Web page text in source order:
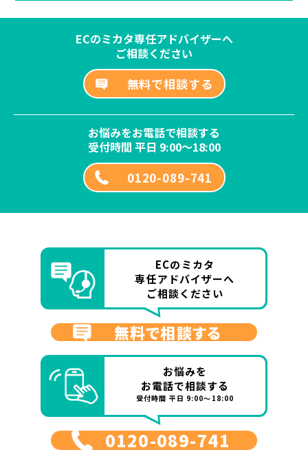
ECのミカタ専任アドバイザーへ
ご相談ください
無料で相談する
お悩みをお電話で相談する
受付時間 平日 9:00～18:00
0120-089-741
ECのミカタ
専任アドバイザーへ
ご相談ください
無料で相談する
お悩みを
お電話で相談する
受付時間 平日 9:00～18:00
0120-089-741